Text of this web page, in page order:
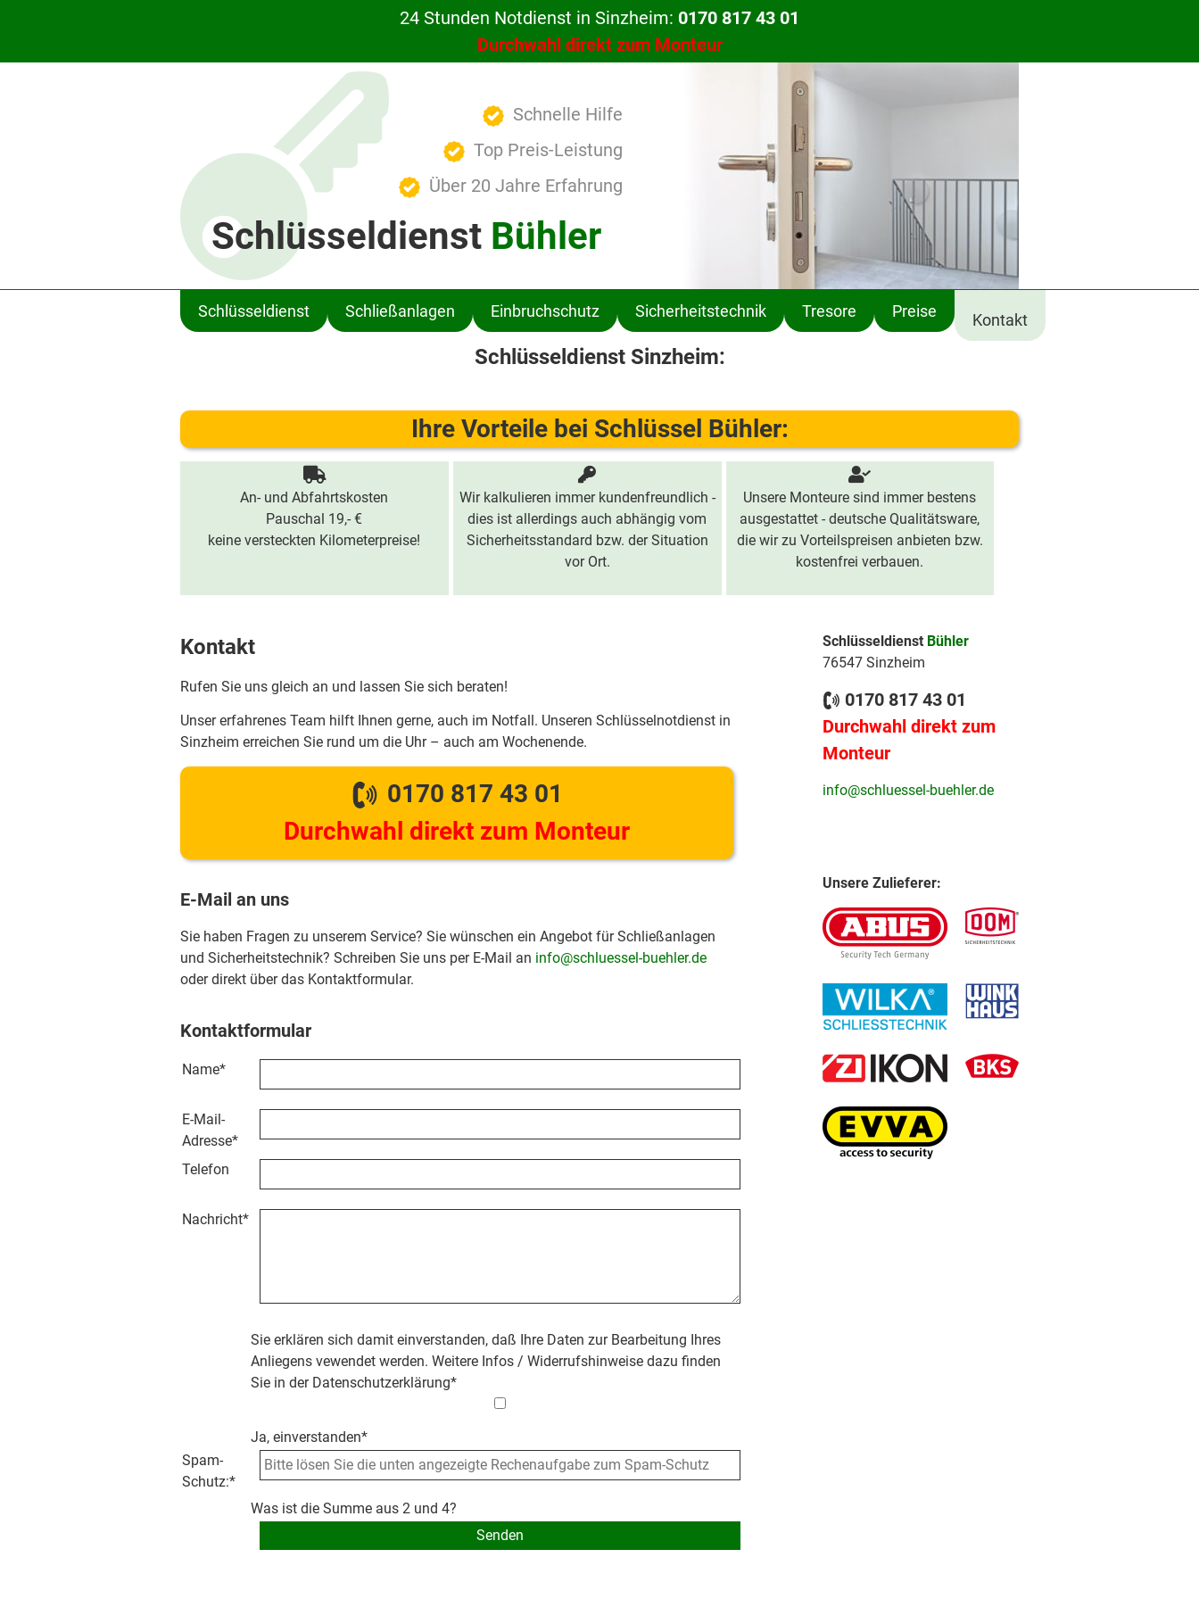
24 Stunden Notdienst in Sinzheim: 0170 817 43 01
Durchwahl direkt zum Monteur
Schnelle Hilfe
Top Preis-Leistung
Über 20 Jahre Erfahrung
Schlüsseldienst Bühler
Schlüsseldienst Schließanlagen Einbruchschutz Sicherheitstechnik Tresore Preise Kontakt
Schlüsseldienst Sinzheim:
Ihre Vorteile bei Schlüssel Bühler:
An- und Abfahrtskosten
Pauschal 19,- €
keine versteckten Kilometerpreise!
Wir kalkulieren immer kundenfreundlich -
dies ist allerdings auch abhängig vom
Sicherheitsstandard bzw. der Situation
vor Ort.
Unsere Monteure sind immer bestens
ausgestattet - deutsche Qualitätsware,
die wir zu Vorteilspreisen anbieten bzw.
kostenfrei verbauen.
Kontakt
Rufen Sie uns gleich an und lassen Sie sich beraten!
Unser erfahrenes Team hilft Ihnen gerne, auch im Notfall. Unseren Schlüsselnotdienst in
Sinzheim erreichen Sie rund um die Uhr – auch am Wochenende.
0170 817 43 01
Durchwahl direkt zum Monteur
E-Mail an uns
Sie haben Fragen zu unserem Service? Sie wünschen ein Angebot für Schließanlagen
und Sicherheitstechnik? Schreiben Sie uns per E-Mail an info@schluessel-buehler.de
oder direkt über das Kontaktformular.
Kontaktformular
Name*
E-Mail-
Adresse*
Telefon
Nachricht*
Sie erklären sich damit einverstanden, daß Ihre Daten zur Bearbeitung Ihres
Anliegens vewendet werden. Weitere Infos / Widerrufshinweise dazu finden
Sie in der Datenschutzerklärung*
Ja, einverstanden*
Spam-
Schutz:*
Was ist die Summe aus 2 und 4?
Schlüsseldienst Bühler
76547 Sinzheim
0170 817 43 01
Durchwahl direkt zum
Monteur
info@schluessel-buehler.de
Unsere Zulieferer: